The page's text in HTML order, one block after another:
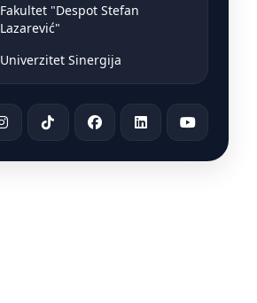
Fakultet "Despot Stefan
Lazarević"
Univerzitet Sinergija